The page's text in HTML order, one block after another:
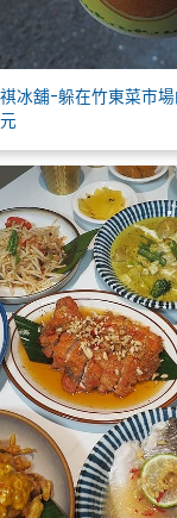
冰舖-躲在竹東菜市